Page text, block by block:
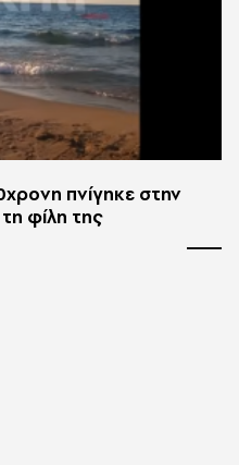
πνίγηκε στην
φίλη της